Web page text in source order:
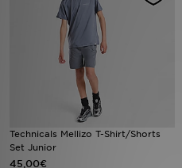
Technicals Mellizo T-Shirt/Shorts
Set Junior
45,00€
Suosikit
Tuotemerkit
Jalkapallo